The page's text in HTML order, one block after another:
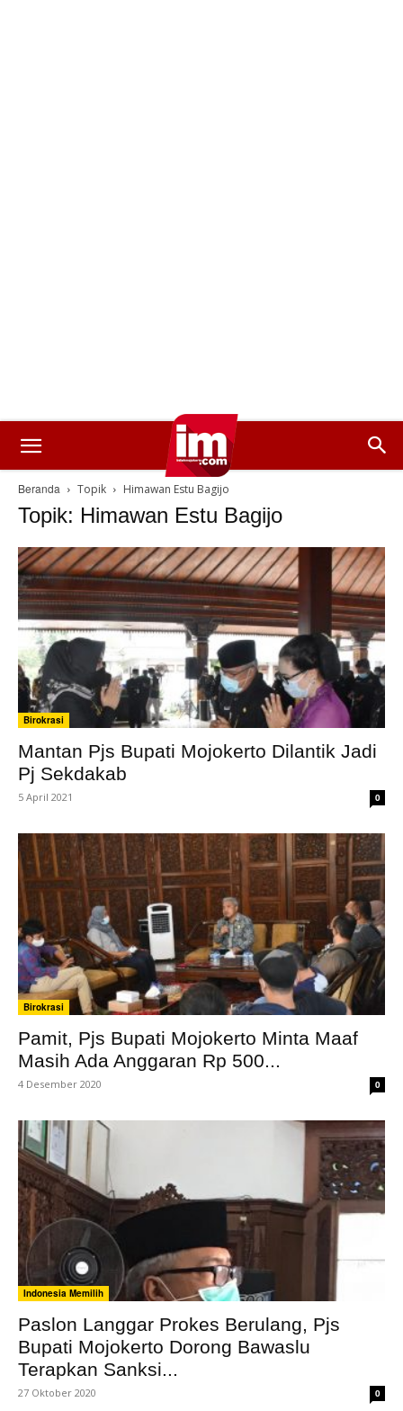
Beranda Topik Himawan Estu Bagijo
Topik: Himawan Estu Bagijo
Birokrasi
Mantan Pjs Bupati Mojokerto Dilantik Jadi
Pj Sekdakab
5 April 2021 0
Birokrasi
Pamit, Pjs Bupati Mojokerto Minta Maaf
Masih Ada Anggaran Rp 500...
4 Desember 2020 0
Indonesia Memilih
Paslon Langgar Prokes Berulang, Pjs
Bupati Mojokerto Dorong Bawaslu
Terapkan Sanksi...
27 Oktober 2020 0